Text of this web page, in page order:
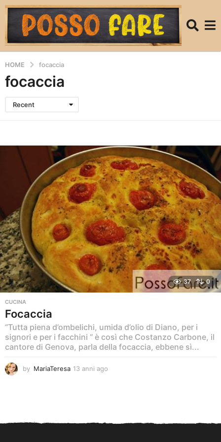
HOME focaccia
focaccia
Recent
37 0
CUCINA
Focaccia
“Tutta piena d’ombelichi, umida d’olio di Diano, per i
signori e per i facchini “ è così che Costanzo Carbone, il
cantore di Genova, parla della focaccia, ebbene sì...
by MariaTeresa 13 anni ago
a